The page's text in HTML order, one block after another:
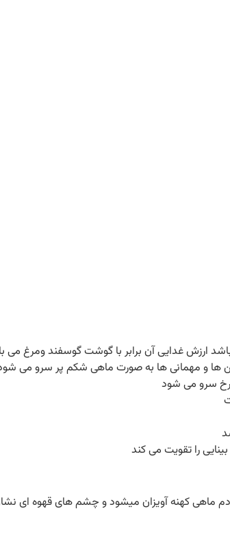
ارزش غدایی آن برابر با گوشت گوسفند ومرغ می
کهنه آویزان میشود و چشم های قهوه ای